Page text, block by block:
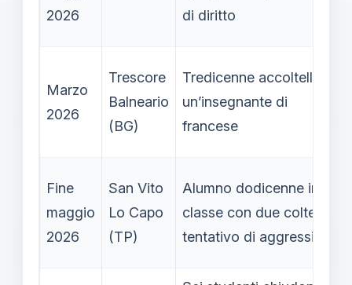
2026
di diritto
Marzo
2026
Trescore
Balneario
(BG)
Tredicenne accoltella
un’insegnante di
francese
Fine
maggio
2026
San Vito
Lo Capo
(TP)
Alumno dodicenne in
classe con due coltelli,
tentativo di aggressione